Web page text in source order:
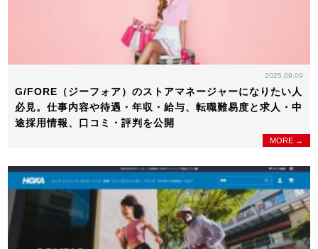
2025.09.09
G/FORE（ジーフォア）のストアマネージャーになりたい人
必見。仕事内容や待遇・年収・給与、転職難易度と求人・中
途採用情報、口コミ・評判を公開
MORE →